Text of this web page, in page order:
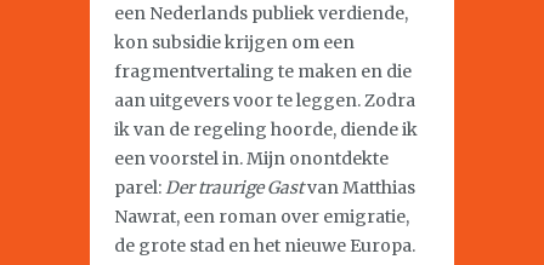
een Nederlands publiek verdiende,
kon subsidie krijgen om een
fragmentvertaling te maken en die
aan uitgevers voor te leggen. Zodra
ik van de regeling hoorde, diende ik
een voorstel in. Mijn onontdekte
parel:Der traurige Gastvan Matthias
Nawrat, een roman over emigratie,
de grote stad en het nieuwe Europa.